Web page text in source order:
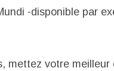
-disponible par
mettez votre